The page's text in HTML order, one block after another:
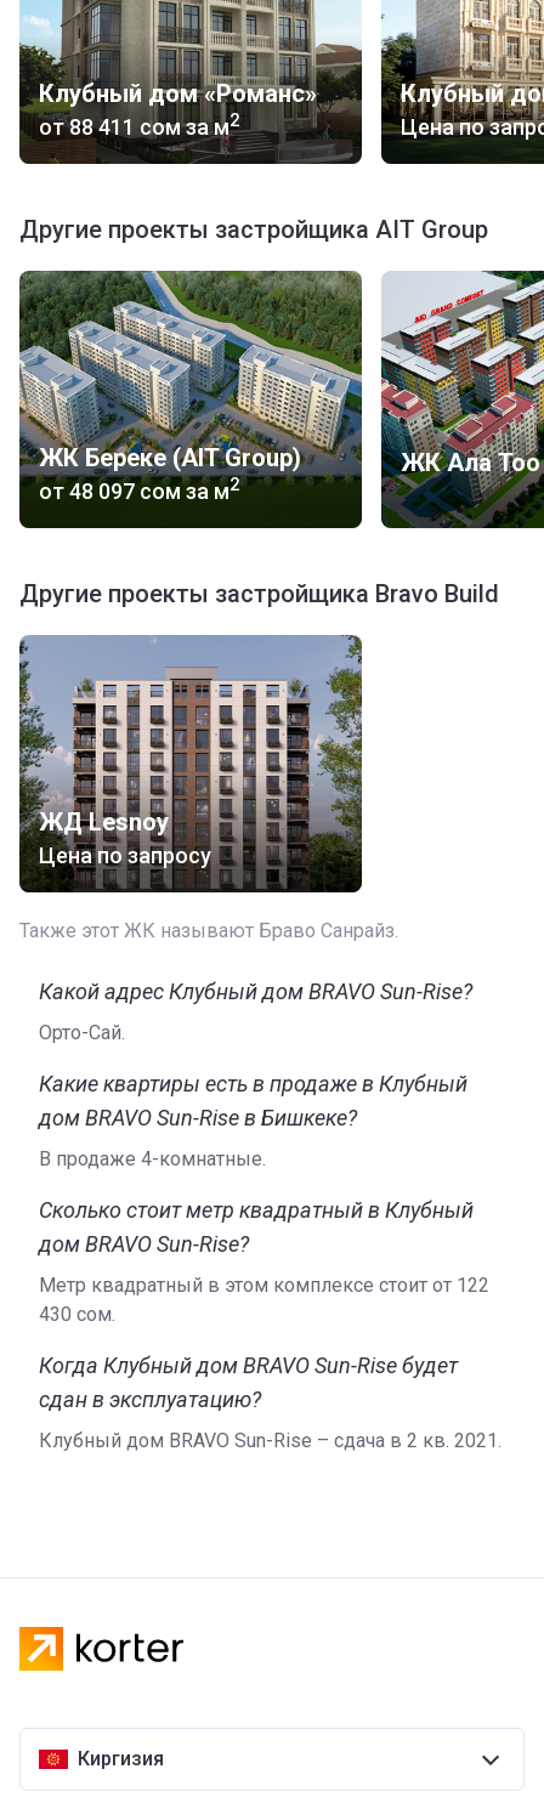
Клубный дом «Романс»
от‍88 411 сомза м2 Цена по
Другие проекты застройщика AIT Group
ЖК Береке (AIT Group)
от‍48 097 сомза м2
ЖК Ала Тоо
Другие проекты застройщика Bravo Build
ЖД Lesnoy
Цена по запросу
Также этот ЖК называют Браво Санрайз.
Какой адрес Клубный дом BRAVO Sun-Rise?
Орто-Сай.
Какие квартиры есть в продаже в Клубный
дом BRAVO Sun-Rise в Бишкеке?
В продаже 4-комнатные.
Сколько стоит метр квадратный в Клубный
дом BRAVO Sun-Rise?
Метр квадратный в этом комплексе стоит от ‍122
430 сом.
Когда Клубный дом BRAVO Sun-Rise будет
сдан в эксплуатацию?
Клубный дом BRAVO Sun-Rise – сдача в 2 кв. 2021.
Киргизия